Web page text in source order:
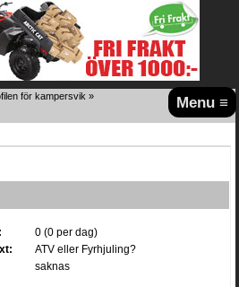
Menu ≡
för kampersvik »
0 (0 per dag)
ATV eller Fyrhjuling?
saknas